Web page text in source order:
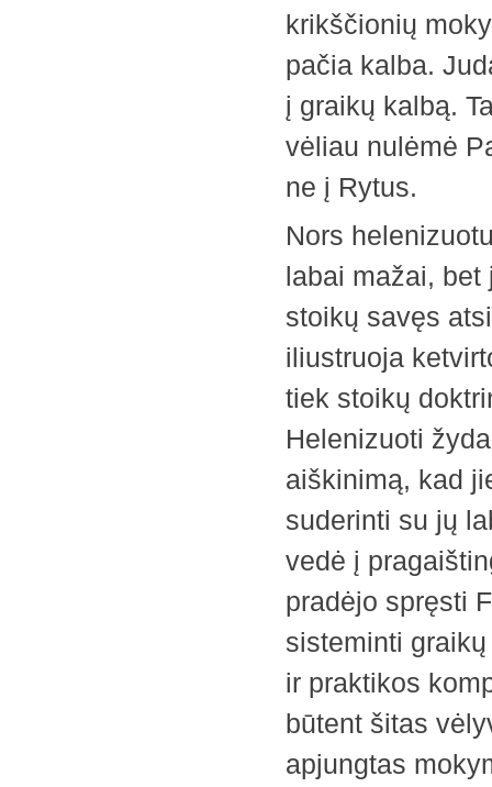
krikščionių
pačia kalba.
į graikų kalbą.
vėliau nulėmė
ne į Rytus.
Nors
labai mažai,
stoikų savęs
iliustruoja
tiek stoikų
Helenizuoti
aiškinimą, kad
suderinti su jų
vedė į
pradėjo spręsti
sisteminti
ir praktikos
būtent šitas
apjungtas